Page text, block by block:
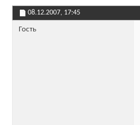
08.12.2007, 17:45
Гость